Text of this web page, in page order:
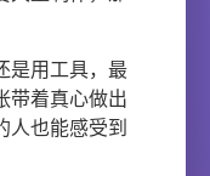
是用工具，最
带着真心做出
人也能感受到